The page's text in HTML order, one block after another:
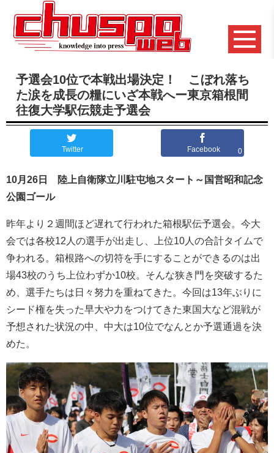
予選会10位で本戦出場決定！ こぼれ落ち
た涙を成長の糧にいざ本戦へー東京箱根間
往復大学駅伝競走予選会
Twitter Facebook 0
10月26日 陸上自衛隊立川駐屯地スタート～国営昭和記念
公園ゴール
昨年より２週間ほど遅れて行われた箱根駅伝予選会。今大
会では各校12人の選手が出走し、上位10人の合計タイムで
争われる。箱根路への切符を手にすることができるのは出
場43校のうち上位わずか10校。そんな狭き門を突破するた
め、選手たちは日々努力を重ねてきた。今回は13年ぶりに
シード権を失った早大や力をつけてきた東国大など混戦が
予想された状況の中、中大は10位でなんとか予選通過を決
めた。